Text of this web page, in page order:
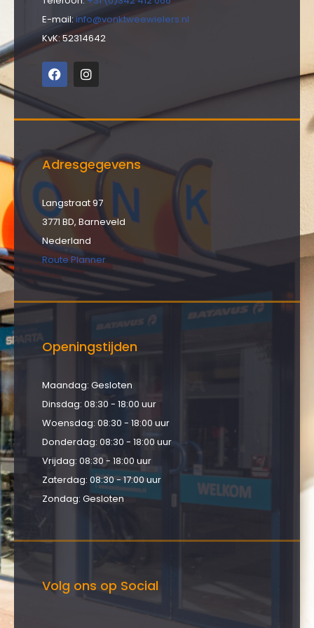
E-mail: info@vonktweewielers.nl
KvK: 52314642
Adresgegevens
Langstraat 97
3771 BD, Barneveld
Nederland
Route Planner
Openingstijden
Maandag: Gesloten
Dinsdag: 08:30 - 18:00 uur
Woensdag: 08:30 - 18:00 uur
Donderdag: 08:30 - 18:00 uur
Vrijdag: 08:30 - 18:00 uur
Zaterdag: 08:30 - 17:00 uur
Zondag: Gesloten
Volg ons op Social